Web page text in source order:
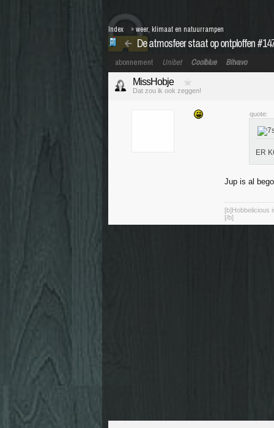
De atmosfeer staat op ontploffen
Index »weer, klimaat en natuurrampen
abonnement Unibet Coolblue
Bitvavo
MissHobje
Dat zou ik ook zeggen!
quote:
ER
Jup is al
[b]Hobbelicious
[/b]